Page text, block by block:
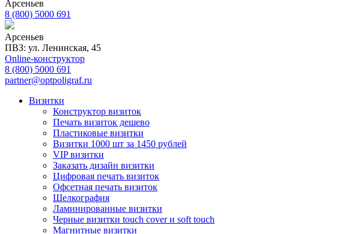
Арсеньев
8 (800) 5000 691
Арсеньев
ПВЗ: ул. Ленинская, 45
Online-конструктор
8 (800) 5000 691
partner@optpoligraf.ru
Визитки
Конструктор визиток
Печать визиток дешево
Пластиковые визитки
Визитки 1000 шт за 1450 рублей
VIP визитки
Заказать дизайн визитки
Цифровая печать визиток
Офсетная печать визиток
Шелкография
Ламинированные визитки
Черные визитки touch cover и soft touch
Магнитные визитки